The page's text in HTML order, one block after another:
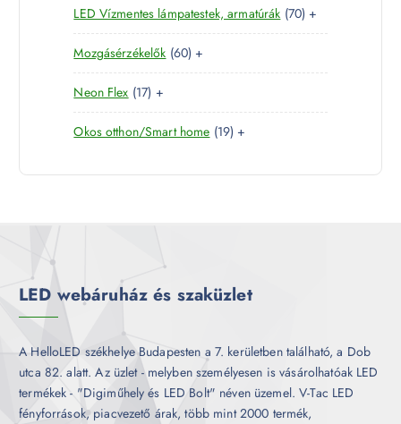
k
m
é
r
m
é
k
t
e
r
m
k
LED Vízmentes lámpatestek, armatúrák 707
0
e
m
+
Mozgásérzékelők 606
0
e
r
é
+
Neon Flex 171
7
t
r
+
Okos otthon/Smart home 191
t
+
LED webáruház és szaküzlet
A HelloLED székhelye Budapesten a 7. kerületben található, a Dob
utca 82. alatt. Az üzlet - melyben személyesen is vásárolhatóak LED
termékek - "Digiműhely és LED Bolt" néven üzemel. V-Tac LED
fényforrások, piacvezető árak, több mint 2000 termék,